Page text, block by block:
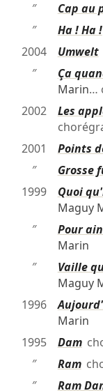
″
Cap au
″
Ha ! Ha !
2004
Umwelt
″
Ça
Marin…
2002
Les
2001
Points
″
Grosse
1999
Quoi
Maguy
″
Pour
Marin
″
Vaille
Maguy
1996
Marin
1995
Dam
″
Ram
″
Ram